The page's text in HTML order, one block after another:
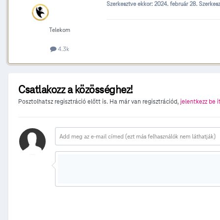
Telekom
4.3k
Szerkesztve ekkor: 2024. február 28.
Csatlakozz a közösséghez!
Posztolhatsz regisztráció előtt is. Ha már van regisztrációd,jelentkezz be